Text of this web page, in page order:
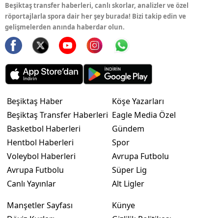
Beşiktaş transfer haberleri, canlı skorlar, analizler ve özel
röportajlarla spora dair her şey burada! Bizi takip edin ve
gelişmelerden anında haberdar olun.
Beşiktaş Haber
Beşiktaş Transfer Haberleri
Basketbol Haberleri
Hentbol Haberleri
Voleybol Haberleri
Avrupa Futbolu
Canlı Yayınlar
Köşe Yazarları
Eagle Media Özel
Gündem
Spor
Avrupa Futbolu
Süper Lig
Alt Ligler
Manşetler Sayfası
Künye